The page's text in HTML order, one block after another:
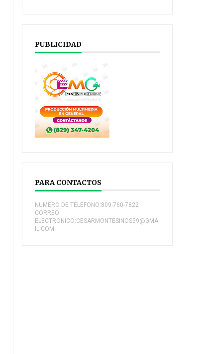
PUBLICIDAD
PARA CONTACTOS
NUMERO DE TELEFONO:809-760-7822
CORREO
ELECTRONICO:CESARMONTESINOS59@GMA
IL.COM